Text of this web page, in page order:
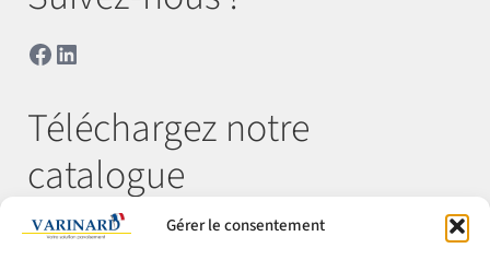
Gérer le consentement
Facebook
LinkedIn
Téléchargez notre
catalogue